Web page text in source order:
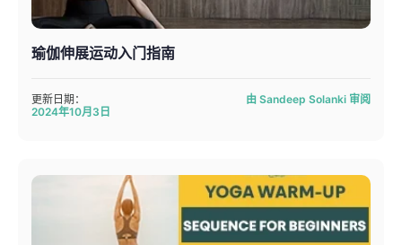
瑜伽伸展运动入门指南
更新日期：
2024年10月3日
由 Sandeep Solanki 审阅